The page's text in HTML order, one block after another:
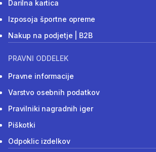
Darilna kartica
Izposoja športne opreme
Nakup na podjetje | B2B
PRAVNI ODDELEK
Pravne informacije
Varstvo osebnih podatkov
Pravilniki nagradnih iger
Piškotki
Odpoklic izdelkov